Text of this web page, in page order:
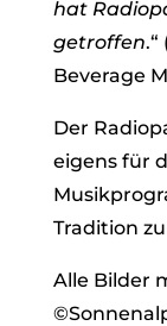
hat
getroffen.“
Beverage
Der
eigens für
Tradition
Alle Bilder